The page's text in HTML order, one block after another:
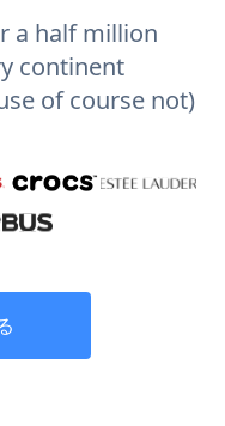
a half million
continent
of course not)